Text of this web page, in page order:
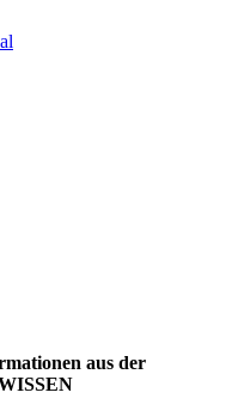
aus der